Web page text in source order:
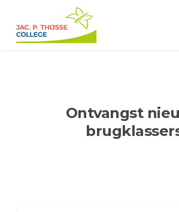
main
Ontvangst